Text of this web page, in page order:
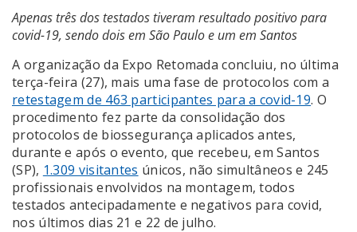
Apenas três dos testados tiveram resultado positivo para
covid-19, sendo dois em São Paulo e um em Santos
A organização da Expo Retomada concluiu, no última
terça-feira (27), mais uma fase de protocolos com a
retestagem de 463 participantes para a covid-19. O
procedimento fez parte da consolidação dos
protocolos de biossegurança aplicados antes,
durante e após o evento, que recebeu, em Santos
(SP), 1.309 visitantes únicos, não simultâneos e 245
profissionais envolvidos na montagem, todos
testados antecipadamente e negativos para covid,
nos últimos dias 21 e 22 de julho.